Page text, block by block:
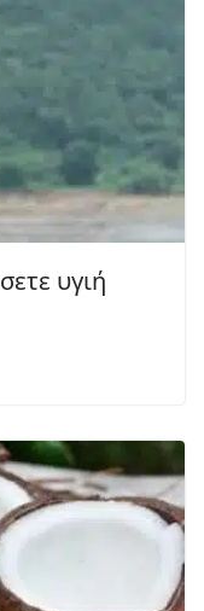
υγιή